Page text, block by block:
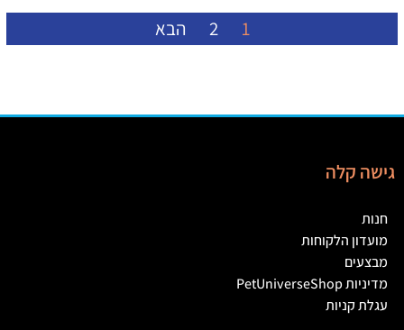
1
2 הבא
גישה קלה
חנות
מועדון הלקוחות
מבצעים
מדיניות PetUniverseShop
עגלת קניות